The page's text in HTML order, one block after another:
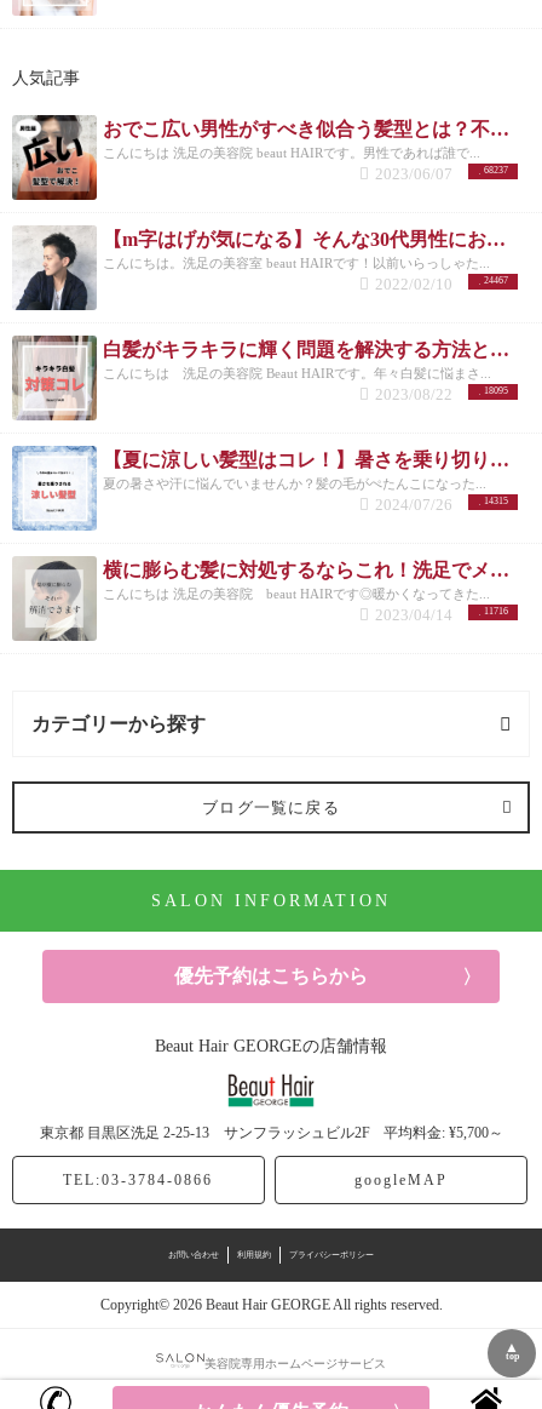
人気記事
おでこ広い男性がすべき似合う髪型とは？不向きなメンズスタイルも紹介！
こんにちは 洗足の美容院 beaut HAIRです。男性であれば誰で...
68237
2023/06/07
【m字はげが気になる】そんな30代男性におすすめの髪型3選！
こんにちは。洗足の美容室 beaut HAIRです！以前いらっしゃた...
24467
2022/02/10
白髪がキラキラに輝く問題を解決する方法とは？白髪を活かしたカラーも紹介
こんにちは 洗足の美容院 Beaut HAIRです。年々白髪に悩まさ...
18095
2023/08/22
【夏に涼しい髪型はコレ！】暑さを乗り切りたいメンズさんにオススメの髪型とは？
夏の暑さや汗に悩んでいませんか？髪の毛がぺたんこになった...
14315
2024/07/26
横に膨らむ髪に対処するならこれ！洗足でメンズカットが得意な美容院が紹介◎
こんにちは 洗足の美容院 beaut HAIRです◎暖かくなってきた...
11716
2023/04/14
カテゴリーから探す
オススメメニュー (122記事)
パーマ (10記事)
スタイリング剤 (6記事)
研修 (7記事)
ブログ一覧に戻る
SALON INFORMATION
優先予約はこちらから
Beaut Hair GEORGEの店舗情報
東京都 目黒区洗足 2-25-13 サンフラッシュビル2F 平均料金: ¥5,700～
TEL:03-3784-0866 googleMAP
お問い合わせ 利用規約 プライバシーポリシー
Copyright© 2026 Beaut Hair GEORGE All rights reserved.
美容院専用ホームページサービス
▲
top